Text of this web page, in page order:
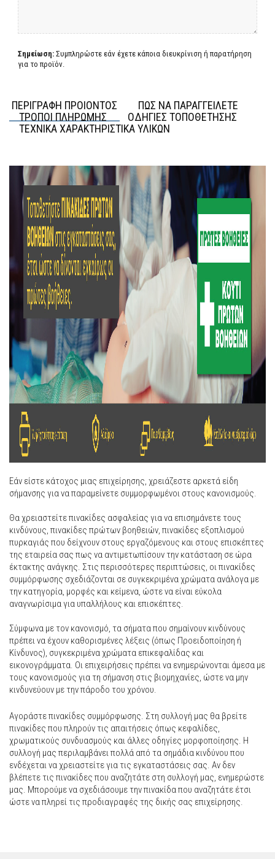
Σημείωση: Συμπληρώστε εάν έχετε κάποια διευκρίνιση ή παρατήρηση
για το προϊόν.
ΠΕΡΙΓΡΑΦΗ ΠΡΟΙΟΝΤΟΣ
ΠΩΣ ΝΑ ΠΑΡΑΓΓΕΙΛΕΤΕ
ΤΡΟΠΟΙ ΠΛΗΡΩΜΗΣ
ΟΔΗΓΙΕΣ ΤΟΠΟΘΕΤΗΣΗΣ
ΤΕΧΝΙΚΑ ΧΑΡΑΚΤΗΡΙΣΤΙΚΑ ΥΛΙΚΩΝ
Εάν είστε κάτοχος μιας επιχείρησης, χρειάζεστε αρκετά είδη
σήμανσης για να παραμείνετε συμμορφωμένοι στους κανονισμούς.
Θα χρειαστείτε πινακίδες ασφαλείας για να επισημάνετε τους
κινδύνους, πινακίδες πρώτων βοηθειών, πινακίδες εξοπλισμού
πυρκαγιάς που δείχνουν στους εργαζόμενους και στους επισκέπτες
της εταιρεία σας πως να αντιμετωπίσουν την κατάσταση σε ώρα
έκτακτης ανάγκης. Στις περισσότερες περιπτώσεις, οι πινακίδες
συμμόρφωσης σχεδιάζονται σε συγκεκριμένα χρώματα ανάλογα με
την κατηγορία, μορφές και κείμενα, ώστε να είναι εύκολα
αναγνωρίσιμα για υπαλλήλους και επισκέπτες.
Σύμφωνα με τον κανονισμό, τα σήματα που σημαίνουν κινδύνους
πρέπει να έχουν καθορισμένες λέξεις (όπως Προειδοποίηση ή
Κίνδυνος), συγκεκριμένα χρώματα επικεφαλίδας και
εικονογράμματα. Οι επιχειρήσεις πρέπει να ενημερώνονται άμεσα με
τους κανονισμούς για τη σήμανση στις βιομηχανίες, ώστε να μην
κινδυνεύουν με την πάροδο του χρόνου.
Αγοράστε πινακίδες συμμόρφωσης. Στη συλλογή μας θα βρείτε
πινακίδες που πληρούν τις απαιτήσεις όπως κεφαλίδες,
χρωματικούς συνδυασμούς και άλλες οδηγίες μορφοποίησης. Η
συλλογή μας περιλαμβάνει πολλά από τα σημάδια κινδύνου που
ενδέχεται να χρειαστείτε για τις εγκαταστάσεις σας. Αν δεν
βλέπετε τις πινακίδες που αναζητάτε στη συλλογή μας, ενημερώστε
μας. Μπορούμε να σχεδιάσουμε την πινακίδα που αναζητάτε έτσι
ώστε να πληρεί τις προδιαγραφές της δικής σας επιχείρησης.